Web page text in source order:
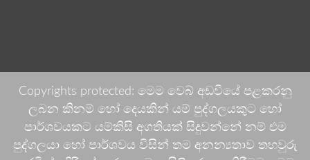
Copyrights protected: මෙම වෙබ් අඩවියේ පළකරනු
ලබන කිනම් හෝ දෙයකින් යම් පුද්ගලයකුට හෝ
පාර්ශවයකට යම්කිසි අගතියක් සිදුවන්නේ නම් එම
පුද්ගලයා හෝ පාර්ශවය විසින් තම අනන්‍යතාව තහවුරු